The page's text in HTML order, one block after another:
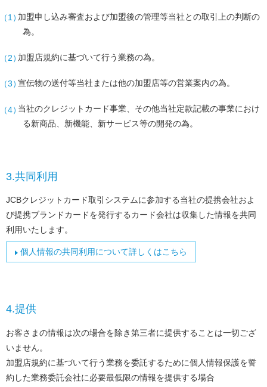
加盟申し込み審査および加盟後の管理等当社との取引上の判断の
為。
加盟店規約に基づいて行う業務の為。
宣伝物の送付等当社または他の加盟店等の営業案内の為。
当社のクレジットカード事業、その他当社定款記載の事業におけ
る新商品、新機能、新サービス等の開発の為。
3.共同利用
JCBクレジットカード取引システムに参加する当社の提携会社およ
び提携ブランドカードを発行するカード会社は収集した情報を共同
利用いたします。
個人情報の共同利用について詳しくはこちら
4.提供
お客さまの情報は次の場合を除き第三者に提供することは一切ござ
いません。
加盟店規約に基づいて行う業務を委託するために個人情報保護を誓
約した業務委託会社に必要最低限の情報を提供する場合